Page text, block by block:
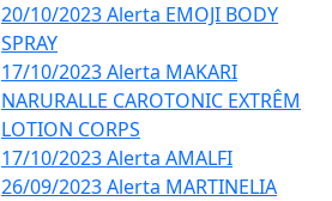
20/10/2023 Alerta EMOJI BODY
SPRAY
17/10/2023 Alerta MAKARI
NARURALLE CAROTONIC EXTRÊM
LOTION CORPS
17/10/2023 Alerta AMALFI
26/09/2023 Alerta MARTINELIA